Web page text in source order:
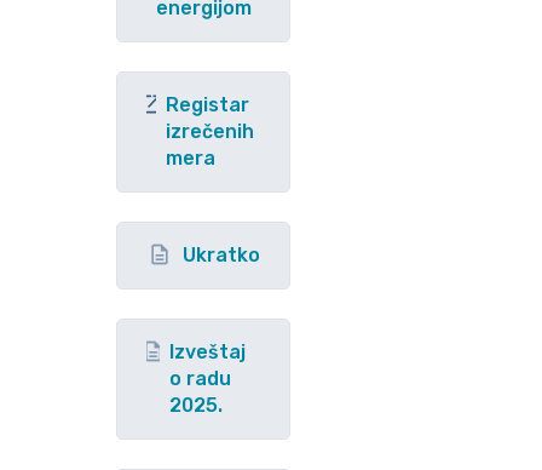
energijom
Registar
izrečenih
mera
Ukratko
Izveštaj
o radu
2025.